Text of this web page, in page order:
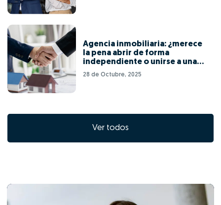
Agencia inmobiliaria: ¿merece
la pena abrir de forma
independiente o unirse a una
red de franquicias?
28 de Octubre, 2025
Ver todos